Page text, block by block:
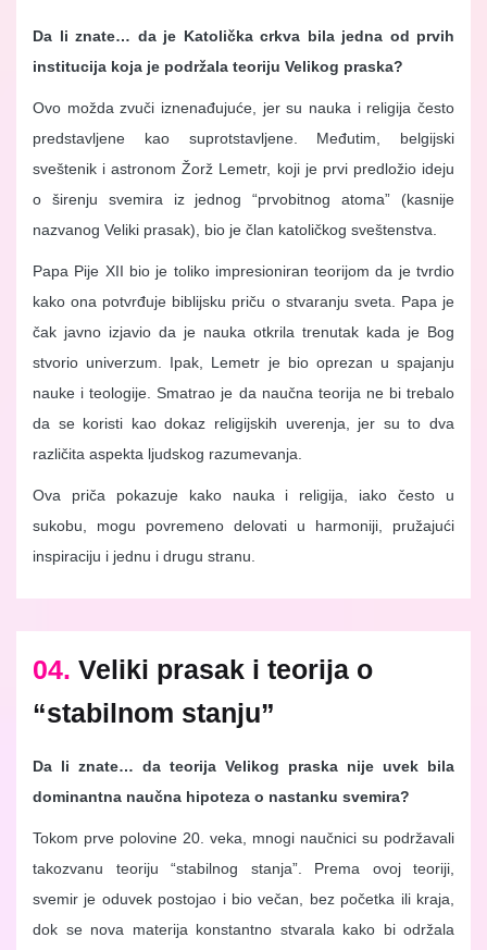
Da li znate… da je Katolička crkva bila jedna od prvih
institucija koja je podržala teoriju Velikog praska?
Ovo možda zvuči iznenađujuće, jer su nauka i religija često
predstavljene kao suprotstavljene. Međutim, belgijski
sveštenik i astronom Žorž Lemetr, koji je prvi predložio ideju
o širenju svemira iz jednog “prvobitnog atoma” (kasnije
nazvanog Veliki prasak), bio je član katoličkog sveštenstva.
Papa Pije XII bio je toliko impresioniran teorijom da je tvrdio
kako ona potvrđuje biblijsku priču o stvaranju sveta. Papa je
čak javno izjavio da je nauka otkrila trenutak kada je Bog
stvorio univerzum. Ipak, Lemetr je bio oprezan u spajanju
nauke i teologije. Smatrao je da naučna teorija ne bi trebalo
da se koristi kao dokaz religijskih uverenja, jer su to dva
različita aspekta ljudskog razumevanja.
Ova priča pokazuje kako nauka i religija, iako često u
sukobu, mogu povremeno delovati u harmoniji, pružajući
inspiraciju i jednu i drugu stranu.
04. Veliki prasak i teorija o
“stabilnom stanju”
Da li znate… da teorija Velikog praska nije uvek bila
dominantna naučna hipoteza o nastanku svemira?
Tokom prve polovine 20. veka, mnogi naučnici su podržavali
takozvanu teoriju “stabilnog stanja”. Prema ovoj teoriji,
svemir je oduvek postojao i bio večan, bez početka ili kraja,
dok se nova materija konstantno stvarala kako bi održala